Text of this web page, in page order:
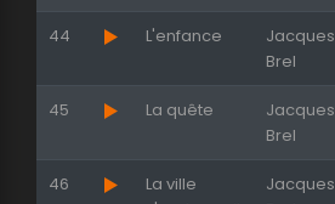
44 L'enfance
Jacques
Brel
45 La quête
Jacques
Brel
46
La ville
Jacques